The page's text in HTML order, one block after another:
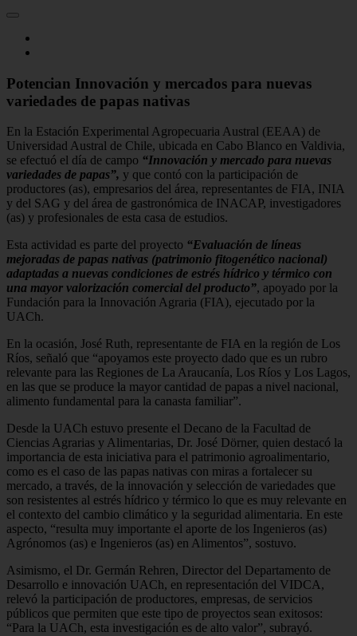
Potencian Innovación y mercados para nuevas
variedades de papas nativas
En la Estación Experimental Agropecuaria Austral (EEAA) de
Universidad Austral de Chile, ubicada en Cabo Blanco en Valdivia,
se efectuó el día de campo “Innovación y mercado para nuevas
variedades de papas”, y que contó con la participación de
productores (as), empresarios del área, representantes de FIA, INIA
y del SAG y del área de gastronómica de INACAP, investigadores
(as) y profesionales de esta casa de estudios.
Esta actividad es parte del proyecto “Evaluación de líneas
mejoradas de papas nativas (patrimonio fitogenético nacional)
adaptadas a nuevas condiciones de estrés hídrico y térmico con
una mayor valorización comercial del producto”, apoyado por la
Fundación para la Innovación Agraria (FIA), ejecutado por la
UACh.
En la ocasión, José Ruth, representante de FIA en la región de Los
Ríos, señaló que “apoyamos este proyecto dado que es un rubro
relevante para las Regiones de La Araucanía, Los Ríos y Los Lagos,
en las que se produce la mayor cantidad de papas a nivel nacional,
alimento fundamental para la canasta familiar”.
Desde la UACh estuvo presente el Decano de la Facultad de
Ciencias Agrarias y Alimentarias, Dr. José Dörner, quien destacó la
importancia de esta iniciativa para el patrimonio agroalimentario,
como es el caso de las papas nativas con miras a fortalecer su
mercado, a través, de la innovación y selección de variedades que
son resistentes al estrés hídrico y térmico lo que es muy relevante en
el contexto del cambio climático y la seguridad alimentaria. En este
aspecto, “resulta muy importante el aporte de los Ingenieros (as)
Agrónomos (as) e Ingenieros (as) en Alimentos”, sostuvo.
Asimismo, el Dr. Germán Rehren, Director del Departamento de
Desarrollo e innovación UACh, en representación del VIDCA,
relevó la participación de productores, empresas, de servicios
públicos que permiten que este tipo de proyectos sean exitosos:
“Para la UACh, esta investigación es de alto valor”, subrayó.